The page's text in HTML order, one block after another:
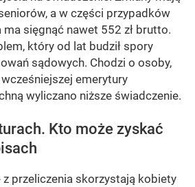
a w części przypadków
sięgnąć nawet 552 zł brutto.
który od lat budził spory
sądowych. Chodzi o osoby,
emerytury
wyliczano niższe świadczenie.
Kto może zyskać
przeliczenia skorzystają kobiety